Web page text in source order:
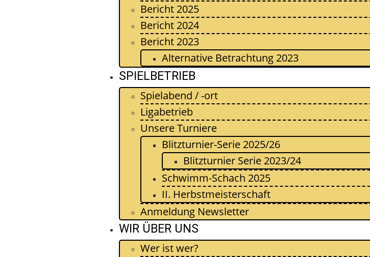
Bericht 2025
Bericht 2024
Bericht 2023
Alternative Betrachtung 2023
SPIELBETRIEB
Spielabend / -ort
Ligabetrieb
Unsere Turniere
Blitzturnier-Serie 2025/26
Blitzturnier Serie 2023/24
Schwimm-Schach 2025
II. Herbstmeisterschaft
Anmeldung Newsletter
WIR ÜBER UNS
Wer ist wer?